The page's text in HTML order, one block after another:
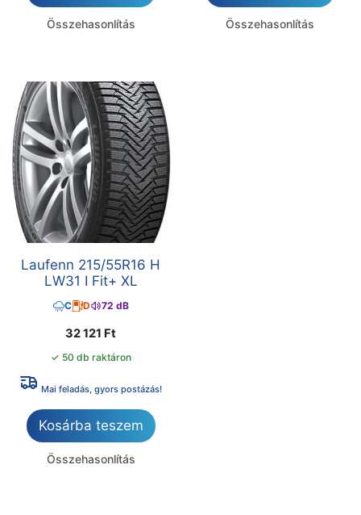
Összehasonlítás Összehasonlítás
Laufenn 215/55R16 H
LW31 I Fit+ XL
C D 72 dB
32 121 Ft
✓ 50 db raktáron
Mai feladás, gyors postázás!
Kosárba teszem
Összehasonlítás